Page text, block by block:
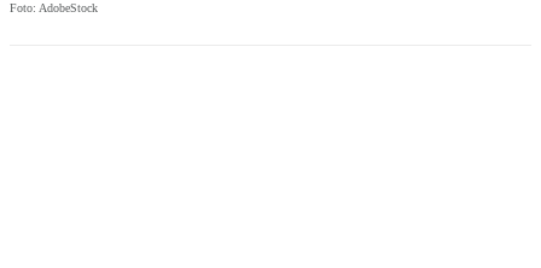
Foto: AdobeStock